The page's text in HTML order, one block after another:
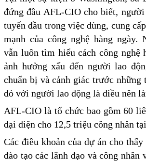
đứng đầu AFL-CIO cho biết,
tuyến đầu trong việc dùng, cung
mạnh của công nghệ hàng ngày.
vẫn luôn tìm hiểu cách công nghệ
ảnh hưởng xấu đến người lao
chuẩn bị và cảnh giác trước những
đó với người lao động là điều nên
AFL-CIO là tổ chức bao gồm 60
đại diện cho 12,5 triệu công nhân
Các điều khoản của dự án cho
đào tạo các lãnh đạo và công nhân